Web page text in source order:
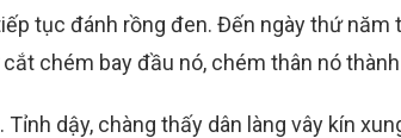
tục đánh rồng đen. Đến ngày thứ năm
chém bay đầu nó, chém thân nó
dậy, chàng thấy dân làng vây kín